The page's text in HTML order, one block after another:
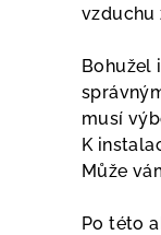
vzduchu
Bohužel
musí
K
Může
Po této